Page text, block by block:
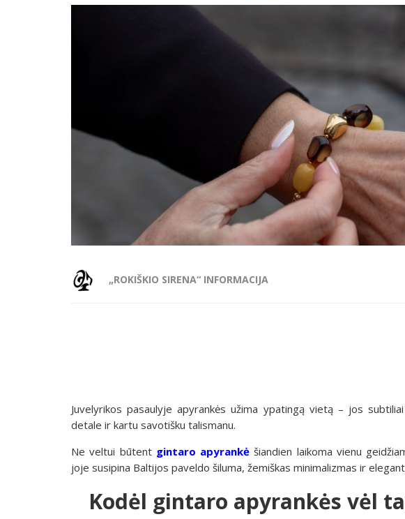
„ROKIŠKIO SIRENA“ INFORMACIJA
Juvelyrikos pasaulyje apyrankės užima ypatingą vietą – jos
detale ir kartu savotišku talismanu.
Ne veltui būtent gintaro apyrankė šiandien laikoma vienu
joje susipina Baltijos paveldo šiluma, žemiškas minimalizmas ir
Kodėl gintaro apyrankės vėl